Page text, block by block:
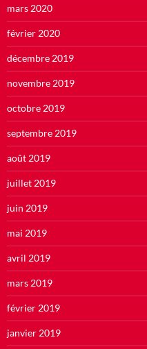
mars 2020
février 2020
décembre 2019
novembre 2019
octobre 2019
septembre 2019
août 2019
juillet 2019
juin 2019
mai 2019
avril 2019
mars 2019
février 2019
janvier 2019